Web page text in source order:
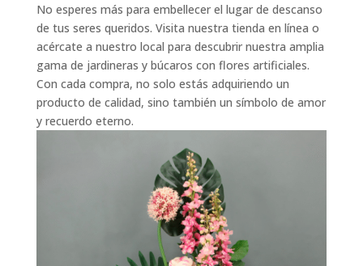
No esperes más para embellecer el lugar de descanso
de tus seres queridos. Visita nuestra tienda en línea o
acércate a nuestro local para descubrir nuestra amplia
gama de jardineras y búcaros con flores artificiales.
Con cada compra, no solo estás adquiriendo un
producto de calidad, sino también un símbolo de amor
y recuerdo eterno.